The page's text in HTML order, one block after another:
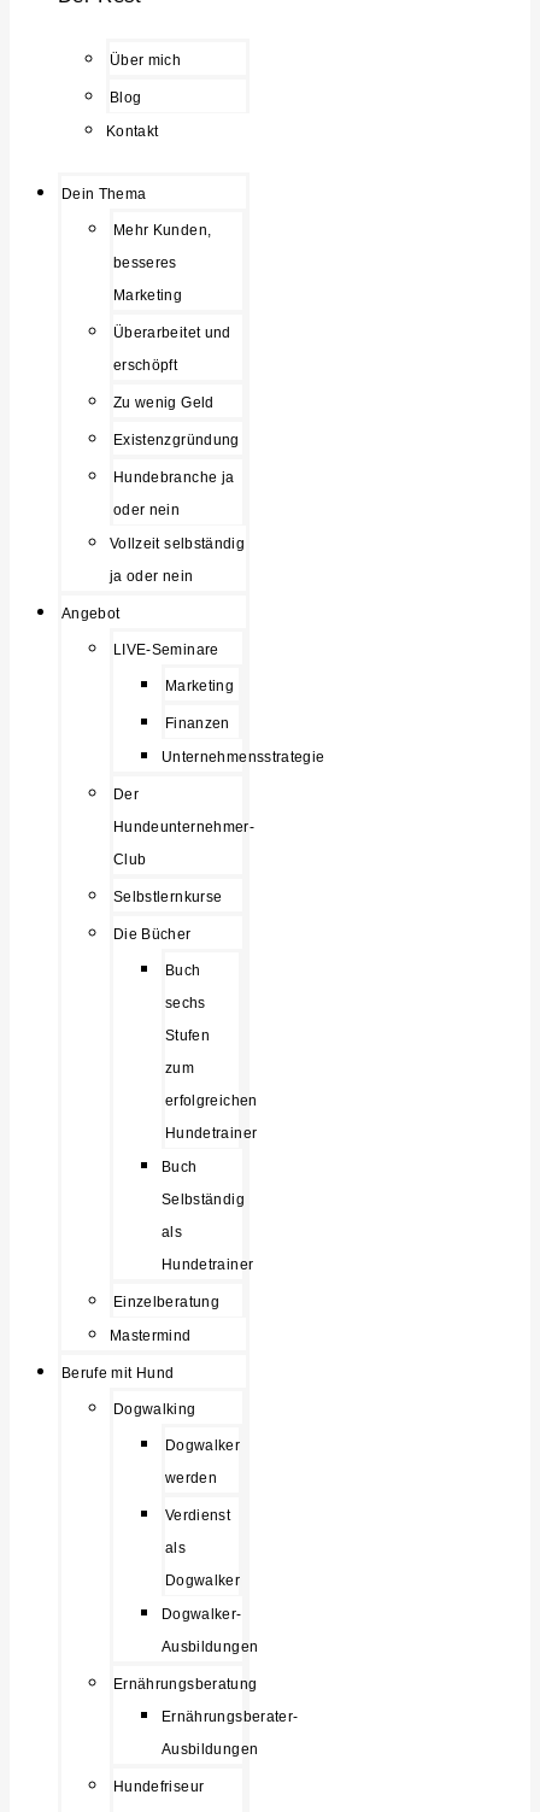
Über mich
Blog
Kontakt
Dein Thema
Mehr Kunden,
besseres
Marketing
Überarbeitet und
erschöpft
Zu wenig Geld
Existenzgründung
Hundebranche ja
oder nein
Vollzeit selbständig
ja oder nein
Angebot
LIVE-Seminare
Marketing
Finanzen
Unternehmensstrategie
Der
Hundeunternehmer-
Club
Selbstlernkurse
Die Bücher
Buch
sechs
Stufen
zum
erfolgreichen
Hundetrainer
Buch
Selbständig
als
Hundetrainer
Einzelberatung
Mastermind
Berufe mit Hund
Dogwalking
Dogwalker
werden
Verdienst
als
Dogwalker
Dogwalker-
Ausbildungen
Ernährungsberatung
Ernährungsberater-
Ausbildungen
Hundefriseur